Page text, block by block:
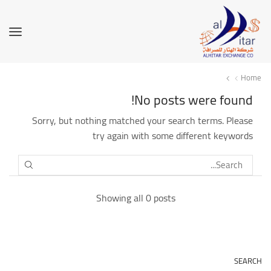
Home
No posts were found!
Sorry, but nothing matched your search terms. Please
try again with some different keywords
SEARCH
Showing all 0 posts
SEARCH